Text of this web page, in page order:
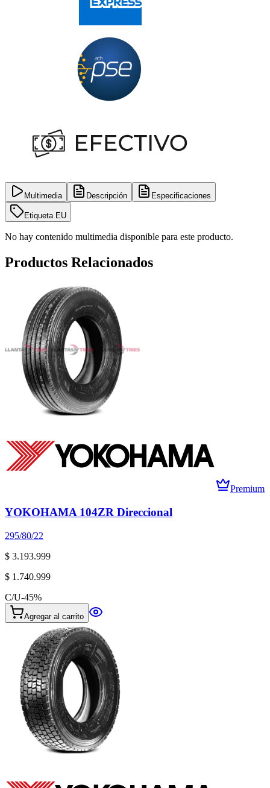
Multimedia Descripción Especificaciones
Etiqueta EU
No hay contenido multimedia disponible para este producto.
Productos Relacionados
Premium
YOKOHAMA 104ZR Direccional
295/80/22
$ 3.193.999
$ 1.740.999
C/U-45%
Agregar al carrito